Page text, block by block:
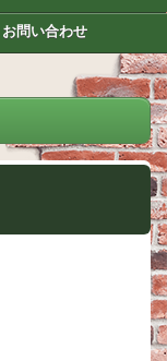
お問い合わせ